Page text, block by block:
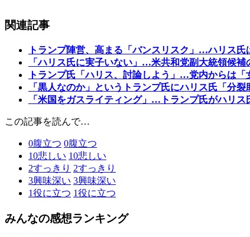
関連記事
トランプ陣営、高まる「バンスリスク」…ハリス
「ハリス氏に実子いない」…米共和党副大統領候補
トランプ氏「ハリス、討論しよう」…党内からは
「黒人なのか」というトランプ氏にハリス氏「分裂
「米国をガスライティング」…トランプ氏がハリス
この記事を読んで…
0腹立つ 0腹立つ
10悲しい 10悲しい
2すっきり 2すっきり
3興味深い 3興味深い
1役に立つ 1役に立つ
みんなの感想ランキング